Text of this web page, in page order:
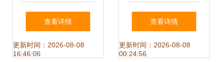
备的精确性能图谱
查看详情
更新时间：2026-08-08
16:46:06
风桌 4人组合工作
位的高效办公之选
查看详情
更新时间：2026-08-08
00:24:56